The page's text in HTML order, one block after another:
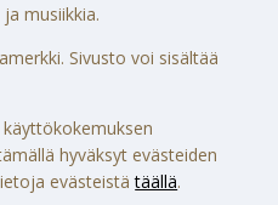
musiikkia.
Sivusto voi sisältää
hyväksyt evästeiden
evästeistätäällä.